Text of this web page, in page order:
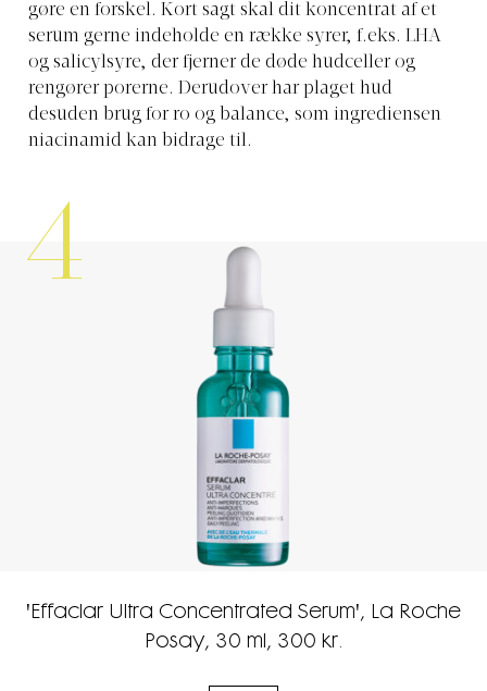
gøre en forskel. Kort sagt skal dit koncentrat af et
serum gerne indeholde en række syrer, f.eks. LHA
og salicylsyre, der fjerner de døde hudceller og
rengører porerne. Derudover har plaget hud
desuden brug for ro og balance, som ingrediensen
niacinamid kan bidrage til.
4
'Effaclar Ultra Concentrated Serum', La Roche
Posay, 30 ml, 300 kr.